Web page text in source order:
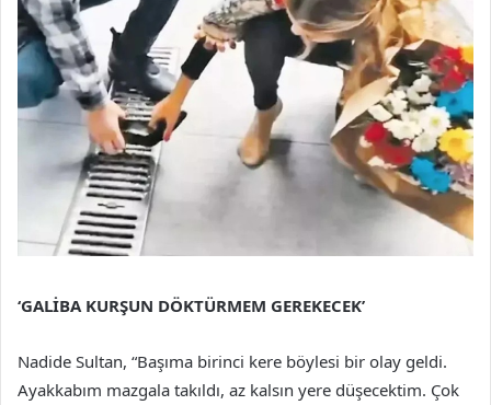
‘GALİBA KURŞUN DÖKTÜRMEM GEREKECEK’
Nadide Sultan, “Başıma birinci kere böylesi bir olay geldi.
Ayakkabım mazgala takıldı, az kalsın yere düşecektim. Çok